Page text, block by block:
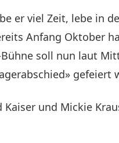
er viel Zeit, lebe in
Anfang Oktober
soll nun laut
gefeiert
und Mickie